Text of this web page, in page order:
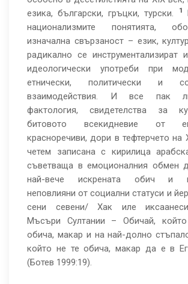
езика, български, гръцки, турски.
1
национализмите понятията,
изначална свързаност – език,
радикално се инструментализират
идеологически употреби при
етнически, политически и
взаимодействия. И все пак
фактология, свидетелства за
битовото всекидневие от
красноречиви, дори в тефтерчето на
четем записана с кирилица
съветваща в емоционалния обмен
най-вече искрената обич и
неповлияни от социални статуси и
сени севени/ Хак иле
Мъсъри Султании – Обичай,
обича, макар и на най-долно
който не те обича, макар да е в
(Ботев 1999:19).